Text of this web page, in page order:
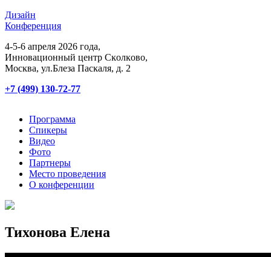
Дизайн
Конференция
4-5-6 апреля 2026 года,
Инновационный центр Сĸолĸово,
Мосĸва, ул.Блеза Пасĸаля, д. 2
+7 (499) 130-72-77
Программа
Спикеры
Видео
Фото
Партнеры
Место проведения
О конференции
Тихонова Елена